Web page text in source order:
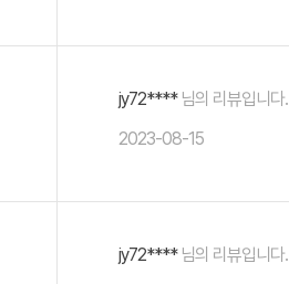
jy72****님의 리뷰입니다.
2023-08-15
jy72****님의 리뷰입니다.